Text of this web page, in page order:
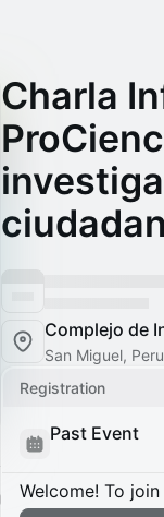
Charla
Complejo de
San Miguel, Peru
Registration
Past Event
Welcome! To